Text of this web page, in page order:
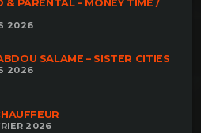
& PARENTAL – MONEY TIME /
2026
SALAME – SISTER CITIES
2026
2026